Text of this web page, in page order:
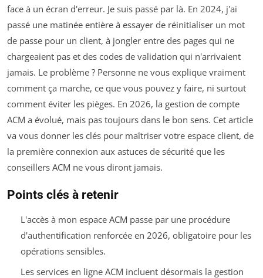
face à un écran d'erreur. Je suis passé par là. En 2024, j'ai
passé une matinée entière à essayer de réinitialiser un mot
de passe pour un client, à jongler entre des pages qui ne
chargeaient pas et des codes de validation qui n'arrivaient
jamais. Le problème ? Personne ne vous explique vraiment
comment ça marche, ce que vous pouvez y faire, ni surtout
comment éviter les pièges. En 2026, la gestion de compte
ACM a évolué, mais pas toujours dans le bon sens. Cet article
va vous donner les clés pour maîtriser votre espace client, de
la première connexion aux astuces de sécurité que les
conseillers ACM ne vous diront jamais.
Points clés à retenir
L'accès à mon espace ACM passe par une procédure
d'authentification renforcée en 2026, obligatoire pour les
opérations sensibles.
Les services en ligne ACM incluent désormais la gestion